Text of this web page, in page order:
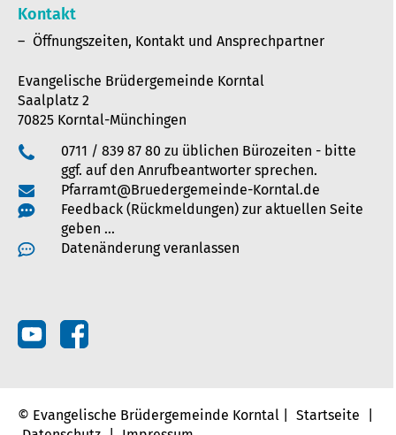
Kontakt
Öffnungszeiten, Kontakt und Ansprechpartner
Evangelische Brüdergemeinde Korntal
Saalplatz 2
70825 Korntal-Münchingen
0711 / 839 87 80 zu üblichen Bürozeiten - bitte
ggf. auf den Anrufbeantworter sprechen.
Pfarramt@Bruedergemeinde-Korntal.de
Feedback (Rückmeldungen) zur aktuellen Seite
geben …
Datenänderung veranlassen
© Evangelische Brüdergemeinde Korntal | Startseite